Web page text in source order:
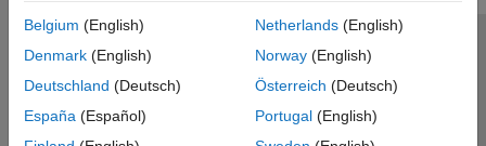
Belgium (English)
Denmark (English)
Deutschland (Deutsch)
España (Español)
Netherlands(English)
Norway(English)
Österreich (Deutsch)
Portugal(English)
신뢰 센터 등록 상표 개인정보 취급방침
불법 복제 방지
애플리케이션 상태
© 1994-2026 The MathWorks, Inc.